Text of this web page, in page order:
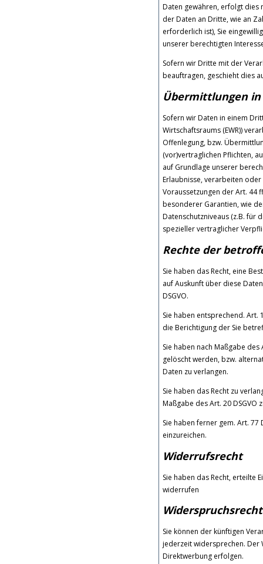
Daten gewähren, erfolgt dies
der Daten an Dritte, wie an
erforderlich ist), Sie
unserer berechtigten
Sofern wir Dritte mit der
beauftragen, geschieht dies
Übermittlungen
Sofern wir Daten in einem
Wirtschaftsraums (EWR))
Offenlegung, bzw.
(vor)vertraglichen Pflichten,
auf Grundlage unserer
Erlaubnisse, verarbeiten
Voraussetzungen der Art. 44
besonderer Garantien, wie
Datenschutzniveaus (z.B. für
spezieller vertraglicher
Rechte der
Sie haben das Recht, eine
auf Auskunft über diese
DSGVO.
Sie haben entsprechend. Art.
die Berichtigung der Sie
Sie haben nach Maßgabe
gelöscht werden, bzw.
Daten zu verlangen.
Sie haben das Recht zu
Maßgabe des Art. 20
Sie haben ferner gem. Art.
einzureichen.
Widerrufsrecht
Sie haben das Recht, erteilte
widerrufen
Widerspruchsrecht
Sie können der künftigen
jederzeit widersprechen. Der
Direktwerbung erfolgen.